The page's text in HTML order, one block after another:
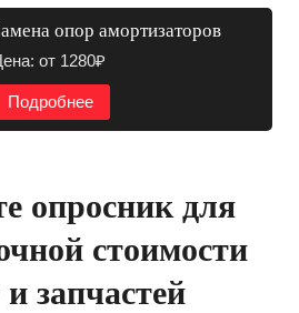
опор амортизаторов
от 1280₽
Подробнее
опросник для
стоимости
запчастей